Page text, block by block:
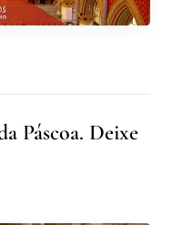
Páscoa. Deixe